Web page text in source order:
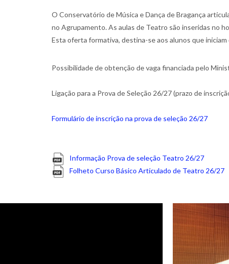
O Conservatório de Música e Dança de Bragança
no Agrupamento. As aulas de Teatro são inseridas no
Esta oferta formativa, destina-se aos alunos que iniciam
Possibilidade de obtenção de vaga financiada pelo
Ligação para a Prova de Seleção 26/27 (prazo de
Formulário de inscrição na prova de seleção 26/27
Informação Prova de seleção Teatro 26/27
Folheto Curso Básico Articulado de Teatro 26/27